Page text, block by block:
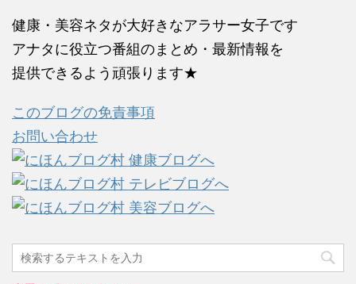
健康・美容ネタが大好きなアラサー女子です
アナタに役立つ番組のまとめ・最新情報を
提供できるよう頑張ります★
このブログの免責事項
お問い合わせ